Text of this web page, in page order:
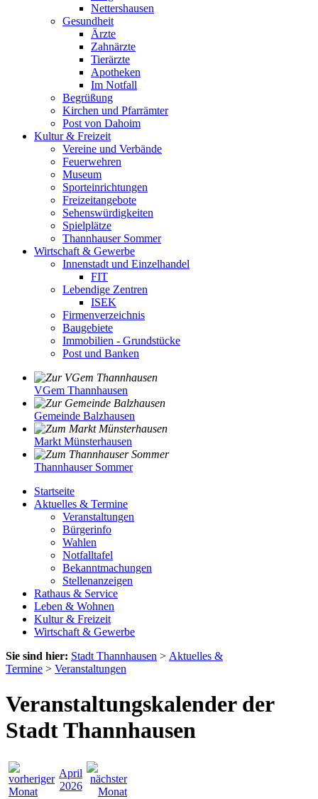
Nettershausen
Gesundheit
Ärzte
Zahnärzte
Tierärzte
Apotheken
Im Notfall
Begrüßung
Kirchen und Pfarrämter
Post von Dahoim
Kultur & Freizeit
Vereine und Verbände
Feuerwehren
Museum
Sporteinrichtungen
Freizeitangebote
Sehenswürdigkeiten
Spielplätze
Thannhauser Sommer
Wirtschaft & Gewerbe
Innenstadt und Einzelhandel
FIT
Lebendige Zentren
ISEK
Firmenverzeichnis
Baugebiete
Immobilien - Grundstücke
Post und Banken
VGem Thannhausen
Gemeinde Balzhausen
Markt Münsterhausen
Thannhauser Sommer
Startseite
Aktuelles & Termine
Veranstaltungen
Bürgerinfo
Wahlen
Notfalltafel
Bekanntmachungen
Stellenanzeigen
Rathaus & Service
Leben & Wohnen
Kultur & Freizeit
Wirtschaft & Gewerbe
Sie sind hier: Stadt Thannhausen > Aktuelles &
Termine > Veranstaltungen
Veranstaltungskalender der
Stadt Thannhausen
April
2026